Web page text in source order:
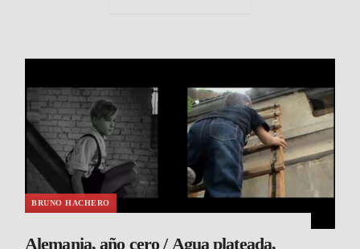
BRUNO HACHERO
Alemania, año cero / Agua plateada,